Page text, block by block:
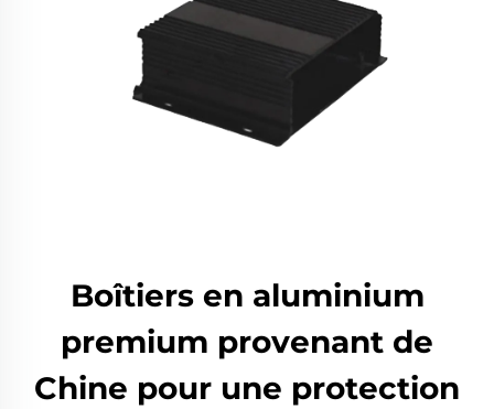
Boîtiers en aluminium
premium provenant de
Chine pour une protection